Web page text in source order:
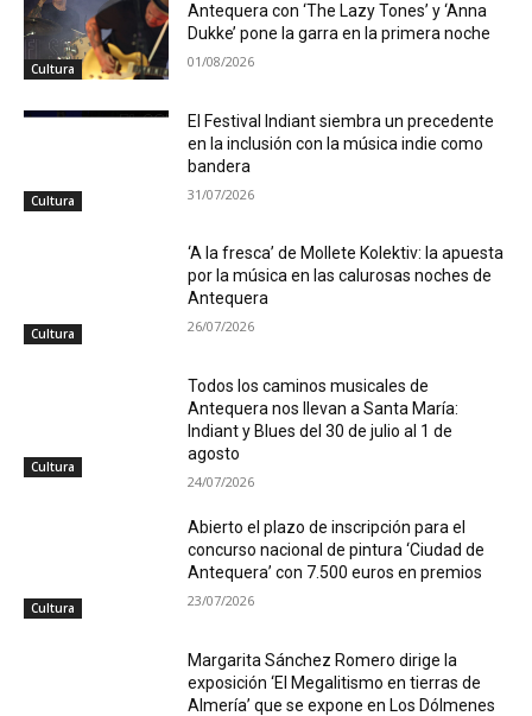
Cultura
Antequera con ‘The Lazy Tones’ y ‘Anna
Dukke’ pone la garra en la primera noche
01/08/2026
Cultura
El Festival Indiant siembra un precedente
en la inclusión con la música indie como
bandera
31/07/2026
Cultura
‘A la fresca’ de Mollete Kolektiv: la apuesta
por la música en las calurosas noches de
Antequera
26/07/2026
Cultura
Todos los caminos musicales de
Antequera nos llevan a Santa María:
Indiant y Blues del 30 de julio al 1 de
agosto
24/07/2026
Cultura
Abierto el plazo de inscripción para el
concurso nacional de pintura ‘Ciudad de
Antequera’ con 7.500 euros en premios
23/07/2026
Margarita Sánchez Romero dirige la
exposición ‘El Megalitismo en tierras de
Almería’ que se expone en Los Dólmenes